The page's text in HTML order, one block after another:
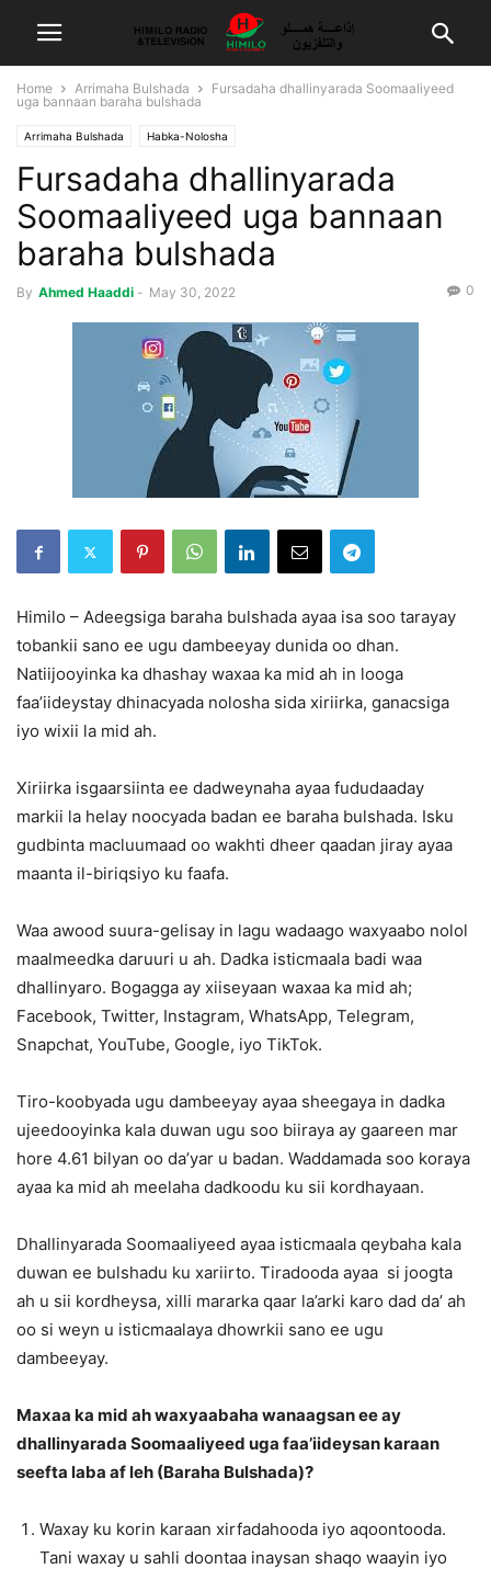
Home Arrimaha Bulshada
Fursadaha dhallinyarada Soomaaliyeed
uga bannaan baraha bulshada
Arrimaha Bulshada Habka-Nolosha
Fursadaha dhallinyarada
Soomaaliyeed uga bannaan
baraha bulshada
By Ahmed Haaddi - May 30, 2022 0
Himilo – Adeegsiga baraha bulshada ayaa isa soo tarayay
tobankii sano ee ugu dambeeyay dunida oo dhan.
Natiijooyinka ka dhashay waxaa ka mid ah in looga
faa’iideystay dhinacyada nolosha sida xiriirka, ganacsiga
iyo wixii la mid ah.
Xiriirka isgaarsiinta ee dadweynaha ayaa fududaaday
markii la helay noocyada badan ee baraha bulshada. Isku
gudbinta macluumaad oo wakhti dheer qaadan jiray ayaa
maanta il-biriqsiyo ku faafa.
Waa awood suura-gelisay in lagu wadaago waxyaabo nolol
maalmeedka daruuri u ah. Dadka isticmaala badi waa
dhallinyaro. Bogagga ay xiiseyaan waxaa ka mid ah;
Facebook, Twitter, Instagram, WhatsApp, Telegram,
Snapchat, YouTube, Google, iyo TikTok.
Tiro-koobyada ugu dambeeyay ayaa sheegaya in dadka
ujeedooyinka kala duwan ugu soo biiraya ay gaareen mar
hore 4.61 bilyan oo da’yar u badan. Waddamada soo koraya
ayaa ka mid ah meelaha dadkoodu ku sii kordhayaan.
Dhallinyarada Soomaaliyeed ayaa isticmaala qeybaha kala
duwan ee bulshadu ku xariirto. Tiradooda ayaa si joogta
ah u sii kordheysa, xilli mararka qaar la’arki karo dad da’ ah
oo si weyn u isticmaalaya dhowrkii sano ee ugu
dambeeyay.
Maxaa ka mid ah waxyaabaha wanaagsan ee ay
dhallinyarada Soomaaliyeed uga faa’iideysan karaan
seefta laba af leh (Baraha Bulshada)?
Waxay ku korin karaan xirfadahooda iyo aqoontooda.
Tani waxay u sahli doontaa inaysan shaqo waayin iyo